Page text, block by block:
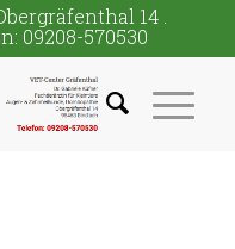
14 .
09208-570530